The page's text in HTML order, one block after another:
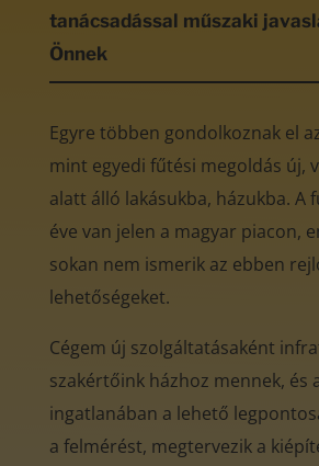
tanácsadással műszaki
Önnek
Egyre többen gondolkoznak el
mint egyedi fűtési megoldás új,
alatt álló lakásukba, házukba. A
éve van jelen a magyar piacon,
sokan nem ismerik az ebben
lehetőségeket.
Cégem új szolgáltatásaként
szakértőink házhoz mennek, és
ingatlanában a lehető
a felmérést, megtervezik a